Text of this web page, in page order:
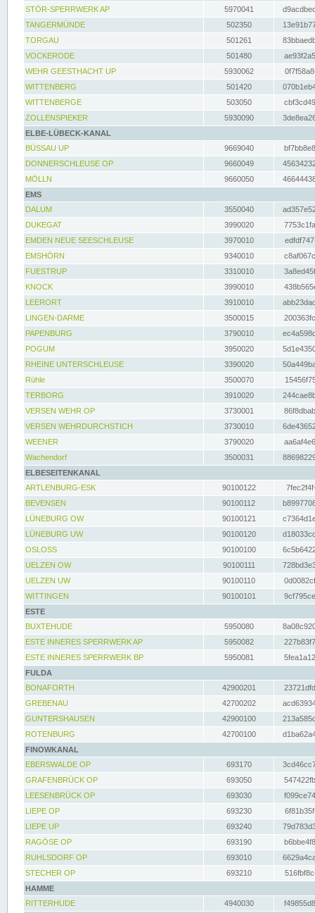
STÖR-SPERRWERK AP 5970041
TANGERMÜNDE
502350
TORGAU
501261
VOCKERODE
501480
WEHR GEESTHACHT UP
5930062
WITTENBERG
501420
WITTENBERGE
503050
ZOLLENSPIEKER
5930090
ELBE-LÜBECK-KANAL
BÜSSAU UP
9669040
DONNERSCHLEUSE OP
9660049
MÖLLN
9660050
EMS
DALUM
3550040
DUKEGAT
3990020
EMDEN NEUE SEESCHLEUSE
3970010
EMSHÖRN
9340010
FUESTRUP
3310010
KNOCK
3990010
LEERORT
3910010
LINGEN-DARME
3500015
PAPENBURG
3790010
POGUM
3950020
RHEINE UNTERSCHLEUSE
3390020
Rühle
3500070
TERBORG
3910020
VERSEN WEHR OP
3730001
VERSEN WEHRDURCHSTICH
3730010
WEENER
3790020
Wachendorf
3500031
ELBESEITENKANAL
ARTLENBURG-ESK
90100122
BEVENSEN
90100112
LÜNEBURG OW
90100121
LÜNEBURG UW
90100120
OSLOSS
90100100
UELZEN OW
90100111
UELZEN UW
90100110
WITTINGEN
90100101
ESTE
BUXTEHUDE
5950080
ESTE INNERES SPERRWERK AP
5950082
ESTE INNERES SPERRWERK BP
5950081
FULDA
BONAFORTH
42900201
GREBENAU
42700202
GUNTERSHAUSEN
42900100
ROTENBURG
42700100
FINOWKANAL
EBERSWALDE OP
693170
GRAFENBRÜCK OP
693050
LEESENBRÜCK OP
693030
LIEPE OP
693230
LIEPE UP
693240
RAGÖSE OP
693190
RUHLSDORF OP
693010
STECHER OP
693210
HAMME
RITTERHUDE
4940030